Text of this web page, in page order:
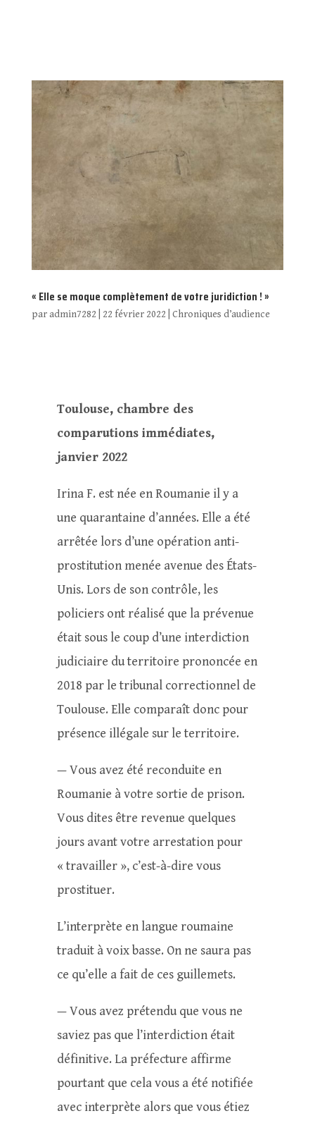
« Elle se moque complètement de votre juridiction ! »
paradmin7282 22 février 2022 Chroniques d’audience
Toulouse, chambre des
comparutions immédiates,
janvier 2022
Irina F. est née en Roumanie il y a
une quarantaine d’années. Elle a été
arrêtée lors d’une opération anti-
prostitution menée avenue des États-
Unis. Lors de son contrôle, les
policiers ont réalisé que la prévenue
était sous le coup d’une interdiction
judiciaire du territoire prononcée en
2018 par le tribunal correctionnel de
Toulouse. Elle comparaît donc pour
présence illégale sur le territoire.
— Vous avez été reconduite en
Roumanie à votre sortie de prison.
Vous dites être revenue quelques
jours avant votre arrestation pour
« travailler », c’est-à-dire vous
prostituer.
L’interprète en langue roumaine
traduit à voix basse. On ne saura pas
ce qu’elle a fait de ces guillemets.
— Vous avez prétendu que vous ne
saviez pas que l’interdiction était
définitive. La préfecture affirme
pourtant que cela vous a été notifiée
avec interprète alors que vous étiez